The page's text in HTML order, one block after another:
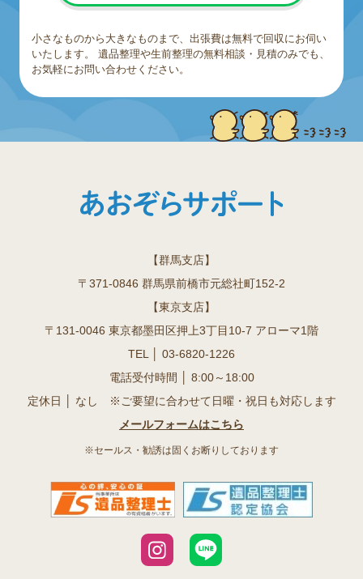
小さなものから大きなものまで、出張費は無料で回収にお伺い
いたします。
遺品整理や生前整理の無料相談・見積のみでも、
お気軽にお問い合わせください。
【群馬支店】
〒371-0846 群馬県前橋市元総社町152-2
【東京支店】
〒131-0046 東京都墨田区押上3丁目10-7 アローマ1階
TEL │ 03-6820-1226
電話受付時間 │ 8:00～18:00
定休日 │ なし ※ご要望に合わせて日曜・祝日も対応します
メールフォームはこちら
※セールス・勧誘は固くお断りしております